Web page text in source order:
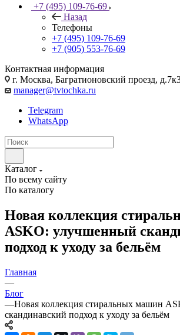
+7 (495) 109-76-69
Назад
Телефоны
+7 (495) 109-76-69
+7 (905) 553-76-69
Контактная информация
г. Москва, Багратионовский проезд,
manager@tvtochka.ru
Telegram
WhatsApp
Каталог
По всему сайту
По каталогу
Новая коллекция
ASKO: улучшенный
подход к уходу за бельём
Главная
—
Блог
—Новая коллекция стиральных машин
скандинавский подход к уходу за бельём